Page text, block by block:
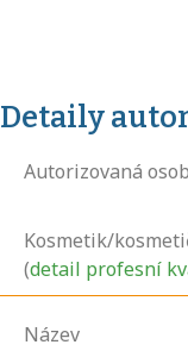
Detaily
Autorizovaná
Kosmetik/
(detail profesní
Název